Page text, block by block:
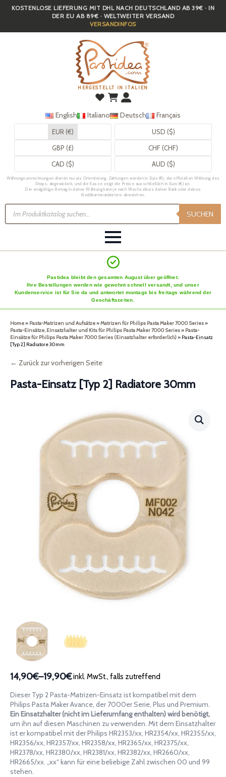
Skip
KOSTENLOSE LIEFERUNG MIT DHL NACH DEUTSCHLAND AB 39€ · IN
DER EU AB 89€ · WELTWEITER VERSAND
VERSANDINFOS
HERGESTELLT IN ITALIEN
English Italiano Deutsch Français
EUR (€)
USD ($)
GBP (£)
CHF (CHF)
CAD ($)
AUD ($)
Währungsumrechnungen dienen nur als Orientierung. Zahlungen werden in Euro (€), der offiziellen Währung des
Shops, abgewickelt, und die Kasse zeigt die Preise ausschließlich in Euro (€) an.
Der endgültige Betrag in deiner Währung kann je nach Wechselkurs deiner Bank oder deines
Kreditkartenanbieters abweichen.
Products
search SUCHEN
Pastidea bleibt den gesamten August über geöffnet.
Ihre Bestellungen werden wie gewohnt schnell versandt, und unser
Kundenservice ist für Sie da und antwortet montags bis freitags während der
Geschäftszeiten.
Home» Pasta-Matrizen und Aufsätze»Matrizen für Philips Pasta Maker 7000 Series»
Pasta-Einsätze, Einsatzhalter und Kits für Philips Pasta Maker 7000 Series» Pasta-
Einsätze für Philips Pasta Maker 7000 Series (Einsatzhalter erforderlich)» Pasta-Einsatz
[Typ 2] Radiatore 30mm
← Zurück zur vorherigen Seite
Pasta-Einsatz [Typ 2] Radiatore 30mm
14,90€–19,90€
Preisspanne:
14,90€
bis
19,90€
inkl. MwSt., falls zutreffend
Dieser Typ 2 Pasta-Matrizen-Einsatz ist kompatibel mit dem
Philips Pasta Maker Avance, der 7000er Serie, Plus und Premium.
Ein Einsatzhalter (nicht im Lieferumfang enthalten) wird benötigt,
um ihn auf diesen Maschinen zu verwenden. Mit dem Einsatzhalter
ist er kompatibel mit der Philips HR2353/xx, HR2354/xx, HR2355/xx,
HR2356/xx, HR2357/xx, HR2358/xx, HR2365/xx, HR2375/xx,
HR2378/xx, HR2380/xx, HR2381/xx, HR2382/xx, HR2660/xx,
HR2665/xx. „xx“ kann für eine beliebige Zahl zwischen 00 und 99
stehen.